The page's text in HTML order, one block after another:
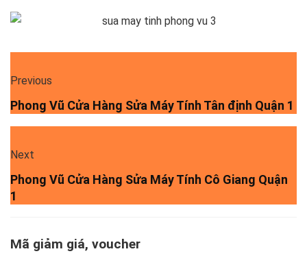
Previous
Phong Vũ Cửa Hàng Sửa Máy Tính Tân định Quận 1
Next
Phong Vũ Cửa Hàng Sửa Máy Tính Cô Giang Quận
1
Mã giảm giá, voucher